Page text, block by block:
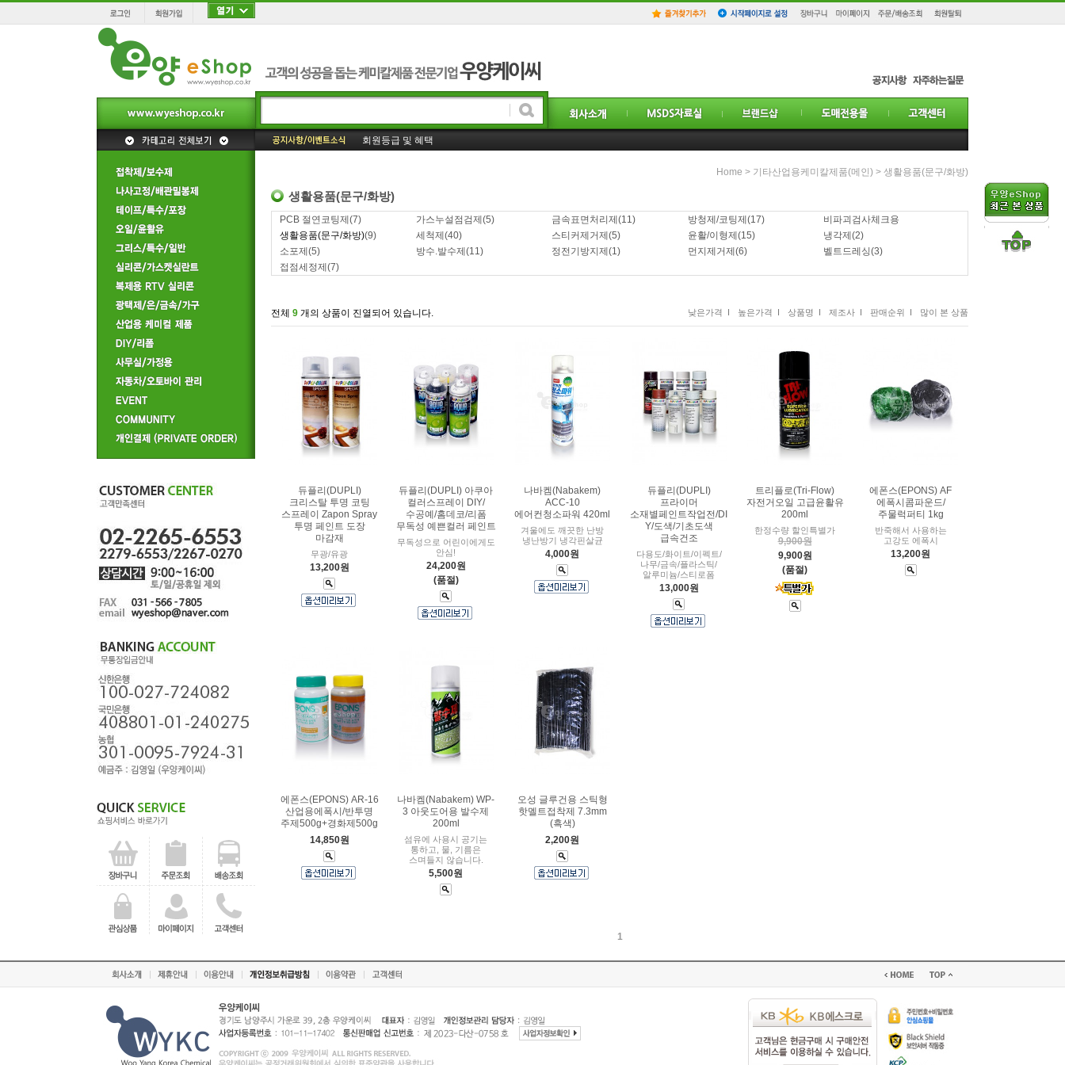
회원등급 및 혜택
홈페이지 일부 리뉴얼! 더욱 더 좋은 서비스를 제공하겠습니다.!
Home > 기타산업용케미칼제품(메인) > 생활용품(문구/화방)
생활용품(문구/화방)
PCB 절연코팅제 (7) 가스누설점검제 (5) 금속표면처리제(11) 방청제/코팅제 (17)
비파괴검사체크용
생활용품(문구/화방)(9) 세척제 (40) 스티커제거제(5) 윤활/이형제 (15) 냉각제(2)
소포제 (5) 방수.발수제 (11) 정전기방지제(1) 먼지제거제 (6) 벨트드레싱(3)
접점세정제 (7)
전체 9 개의 상품이 진열되어 있습니다. 낮은가격 I 높은가격 I 상품명 I 제조사 I 판매순위 I 많이 본 상품
듀플리(DUPLI)
크리스탈 투명 코팅
스프레이 Zapon Spray
투명 페인트 도장
마감재
무광/유광
13,200원
듀플리(DUPLI) 아쿠아
컬러스프레이 DIY/
수공예/홈데코/리폼
무독성 예쁜컬러 페인트
무독성으로 어린이에게도
안심!
24,200원
(품절)
나바켐(Nabakem)
ACC-10
에어컨청소파워 420ml
겨울에도 깨끗한 난방
냉난방기 냉각핀살균
4,000원
듀플리(DUPLI)
프라이머
소재별페인트작업전/DI
Y/도색/기초도색
급속건조
다용도/화이트/이펙트/
나무/금속/플라스틱/
알루미늄/스티로폼
13,000원
트리플로(Tri-Flow)
자전거오일 고급윤활유
200ml
한정수량 할인특별가
9,900원
9,900원
(품절)
에폰스(EPONS) AF
에폭시콤파운드/
주물럭퍼티 1kg
반죽해서 사용하는
고강도 에폭시
13,200원
에폰스(EPONS) AR-16
산업용에폭시/반투명
주제500g+경화제500g
14,850원
나바켐(Nabakem) WP-
3 아웃도어용 발수제
200ml
섬유에 사용시 공기는
통하고, 물, 기름은
스며들지 않습니다.
5,500원
오성 글루건용 스틱형
핫멜트접착제 7.3mm
(흑색)
2,200원
1